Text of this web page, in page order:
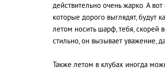
действительно очень жарко. А
которые дорого выглядят, будут
летом носить шарф, тебя, скорей
стильно, он вызывает уважение,
Также летом в клубах иногда